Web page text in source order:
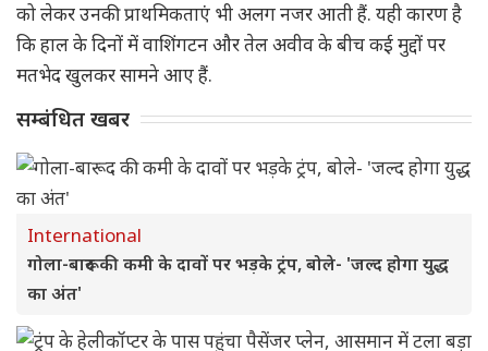
को लेकर उनकी प्राथमिकताएं भी अलग नजर आती हैं. यही कारण है
कि हाल के दिनों में वाशिंगटन और तेल अवीव के बीच कई मुद्दों पर
मतभेद खुलकर सामने आए हैं.
सम्बंधित खबर
International
गोला-बारूद की कमी के दावों पर भड़के ट्रंप, बोले- 'जल्द होगा युद्ध
का अंत'